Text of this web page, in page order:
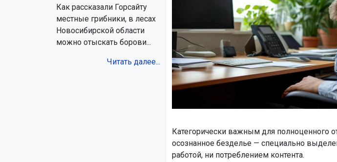
Как рассказали Горсайту
местные грибники, в лесах
Новосибирской области
можно отыскать борови...
Читать далее...
Категорически важным для полноценного
осознанное безделье — специально
работой, ни потреблением контента.